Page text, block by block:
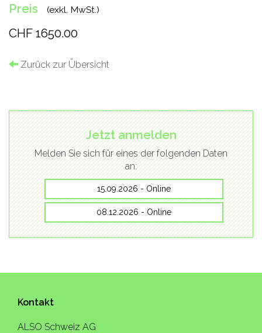
Preis (exkl. MwSt.)
CHF 1650.00
Zurück zur Übersicht
Jetzt anmelden
Melden Sie sich für eines der folgenden Daten
an:
15.09.2026 - Online
08.12.2026 - Online
Kontakt
ALSO Schweiz AG